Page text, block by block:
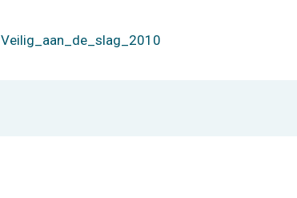
Veilig_aan_de_slag_2010